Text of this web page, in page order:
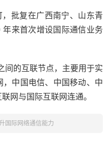
批复在广西南宁、山东青
来首次增设国际通信业务
间的互联节点，主要用于实
中国电信、中国移动、中
网与国际互联网连通。
国际网络通信能力